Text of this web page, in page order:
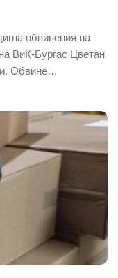
обвинения на
ВиК-Бургас Цветан
Обвине…